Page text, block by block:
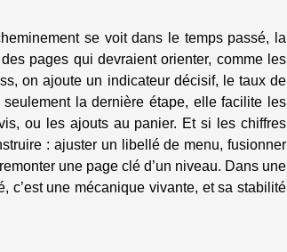
se voit dans le temps passé, la
pages qui devraient orienter, comme les
on ajoute un indicateur décisif, le taux de
la dernière étape, elle facilite les
ou les ajouts au panier. Et si les chiffres
: ajuster un libellé de menu, fusionner
une page clé d’un niveau. Dans une
c’est une mécanique vivante, et sa stabilité